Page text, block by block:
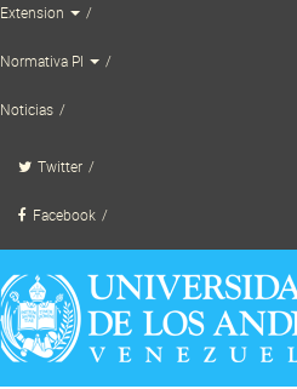
Extension
Normativa PI
Noticias
Twitter
Facebook